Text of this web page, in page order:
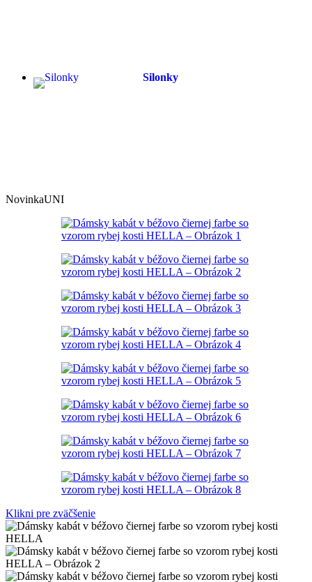
Silonky
NovinkaUNI
Klikni pre zväčšenie